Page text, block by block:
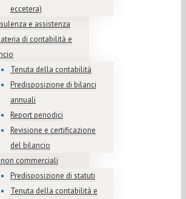
eccetera)
e assistenza
di contabilità e
Tenuta della contabilità
Predisposizione di bilanci
annuali
Report periodici
Revisione e certificazione
del bilancio
commerciali
Predisposizione di statuti
Tenuta della contabilità e